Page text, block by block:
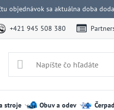
objednávok sa aktuálna doba
+421 945 508 380
stroje Obuv a odev